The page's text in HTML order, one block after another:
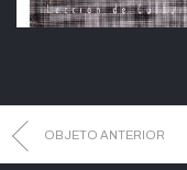
OBJETO ANTERIOR